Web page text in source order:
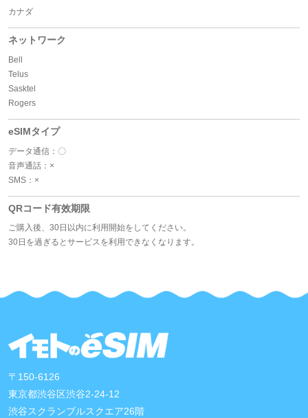
カナダ
ネットワーク
Bell
Telus
Sasktel
Rogers
eSIMタイプ
データ通信：〇
音声通話：×
SMS：×
QRコード有效期限
ご購入後、30日以内に利用開始をしてください。
30日を過ぎるとサービスを利用できなくなります。
〒150-6126
東京都渋谷区渋谷2-24-12
渋谷スクランブルスクエア26階